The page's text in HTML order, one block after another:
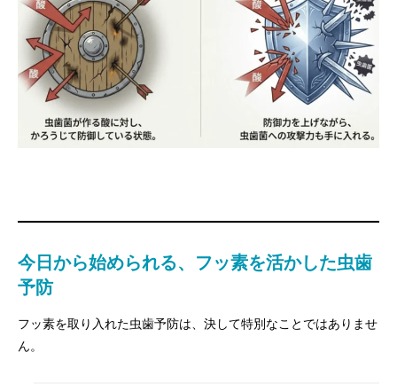
今日から始められる、フッ素を活かした虫歯
予防
フッ素を取り入れた虫歯予防は、決して特別なことではありませ
ん。